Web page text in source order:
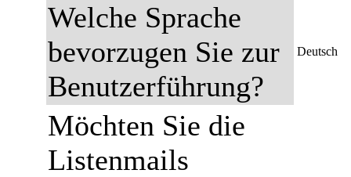
Welche Sprache
bevorzugen Sie zur
Benutzerführung?
Deutsch
Möchten Sie die
Listenmails